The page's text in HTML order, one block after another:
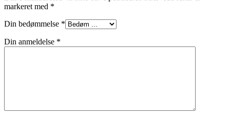
markeret med *
Din bedømmelse *
Din anmeldelse *